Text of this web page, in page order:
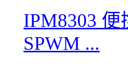
IPM8303
SPWM ...